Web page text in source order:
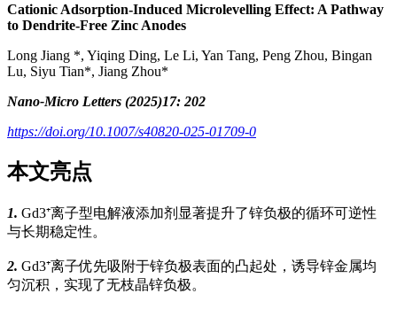
Cationic Adsorption‑Induced Microlevelling Effect: A Pathway
to Dendrite‑Free Zinc Anodes
Long Jiang *, Yiqing Ding, Le Li, Yan Tang, Peng Zhou, Bingan
Lu, Siyu Tian*, Jiang Zhou*
Nano-Micro Letters (2025)17: 202
https://doi.org/10.1007/s40820-025-01709-0
本文亮点
1. Gd3⁺离子型电解液添加剂显著提升了锌负极的循环可逆性
与长期稳定性。
2. Gd3⁺离子优先吸附于锌负极表面的凸起处，诱导锌金属均
匀沉积，实现了无枝晶锌负极。